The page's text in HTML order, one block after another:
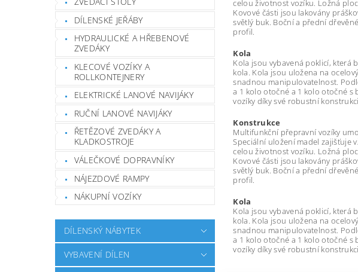
DÍLENSKÉ JEŘÁBY
HYDRAULICKÉ A HŘEBENOVÉ
ZVEDÁKY
KLECOVÉ VOZÍKY A
ROLLKONTEJNERY
ELEKTRICKÉ LANOVÉ NAVIJÁKY
RUČNÍ LANOVÉ NAVIJÁKY
ŘETĚZOVÉ ZVEDÁKY A
KLADKOSTROJE
VÁLEČKOVÉ DOPRAVNÍKY
NÁJEZDOVÉ RAMPY
NÁKUPNÍ VOZÍKY
DÍLENSKÝ NÁBYTEK
VYBAVENÍ DÍLEN
celou životnost vozíku. Ložná
Kovové části jsou lakovány
světlý buk. Boční a přední
profil.
Kola
Kola jsou vybavená poklicí, která
kola. Kola jsou uložena na
snadnou manipulovatelnost.
a 1 kolo otočné a 1 kolo otočné s
vozíky díky své robustní
Konstrukce
Multifunkční přepravní vozíky
Speciální uložení madel zajišťuje
celou životnost vozíku. Ložná
Kovové části jsou lakovány
světlý buk. Boční a přední
profil.
Kola
Kola jsou vybavená poklicí, která
kola. Kola jsou uložena na
snadnou manipulovatelnost.
a 1 kolo otočné a 1 kolo otočné s
vozíky díky své robustní